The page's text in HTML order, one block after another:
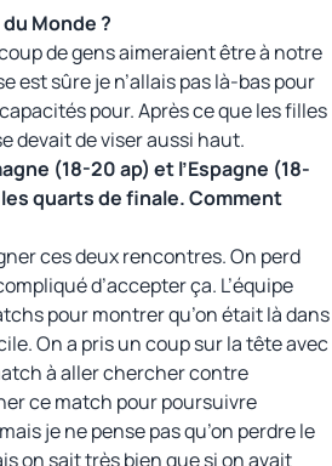
Monde ?
de gens aimeraient être à notre
est sûre je n’allais pas là-bas pour
pour. Après ce que les filles
devait de viser aussi haut.
(18-20 ap) et l’Espagne (18-
quarts de finale. Comment
ces deux rencontres. On perd
d’accepter ça. L’équipe
pour montrer qu’on était là dans
On a pris un coup sur la tête avec
à aller chercher contre
ce match pour poursuivre
je ne pense pas qu’on perdre le
on sait très bien que si on avait